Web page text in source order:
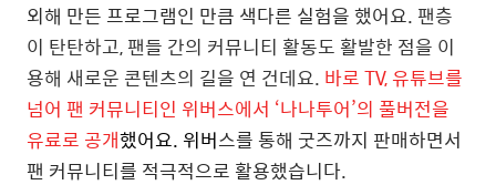
외해 만든 프로그램인 만큼 색다른 실험을 했어요. 팬층
이 탄탄하고, 팬들 간의 커뮤니티 활동도 활발한 점을 이
용해 새로운 콘텐츠의 길을 연 건데요. 바로 TV, 유튜브를
넘어 팬 커뮤니티인 위버스에서 ‘나나투어’의 풀버전을
유료로 공개했어요. 위버스를 통해 굿즈까지 판매하면서
팬 커뮤니티를 적극적으로 활용했습니다.